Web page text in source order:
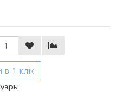
в 1 клік